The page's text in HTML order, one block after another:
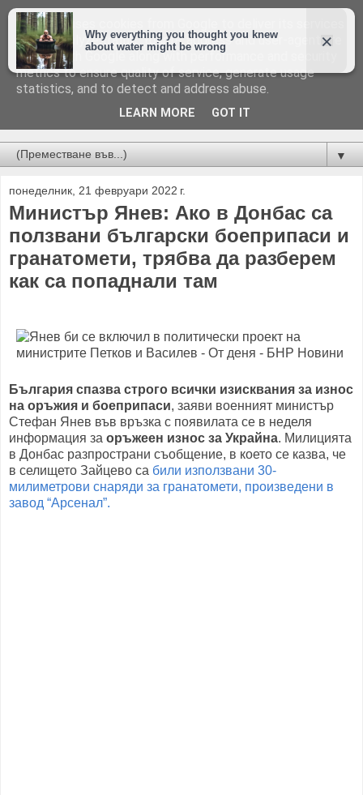
Новини от Бургас, страната и света!
▼
понеделник, 21 февруари 2022 г.
Министър Янев: Ако в Донбас са
ползвани български боеприпаси и
гранатомети, трябва да разберем
как са попаднали там
България спазва строго всички изисквания за износ
на оръжия и боеприпаси, заяви военният министър
Стефан Янев във връзка с появилата се в неделя
информация за оръжеен износ за Украйна. Милицията
в Донбас разпространи съобщение, в което се казва, че
в селището Зайцево са били използвани 30-
милиметрови снаряди за гранатомети, произведени в
завод “Арсенал”.
This site uses cookies from Google to deliver its services
and to analyze traffic. Your IP address and user-agent are
shared with Google along with performance and security
metrics to ensure quality of service, generate usage
statistics, and to detect and address abuse.
LEARN MORE GOT IT